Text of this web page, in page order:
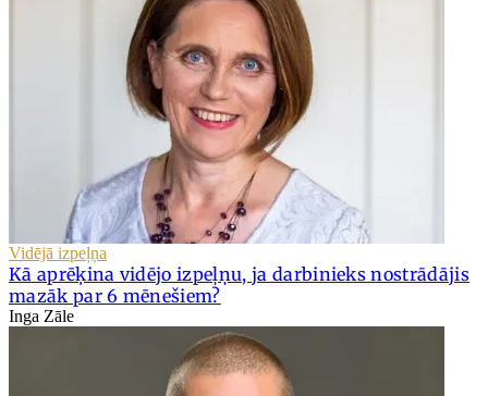
Vidējā izpeļņa
Kā aprēķina vidējo izpeļņu, ja darbinieks nostrādājis
mazāk par 6 mēnešiem?
Inga Zāle